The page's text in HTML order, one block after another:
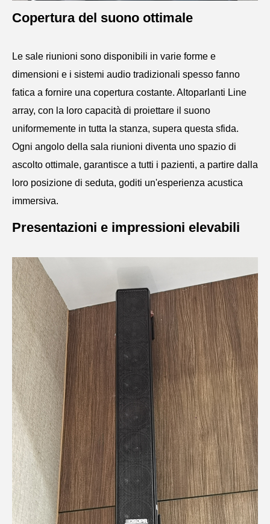
Copertura del suono ottimale
Le sale riunioni sono disponibili in varie forme e
dimensioni e i sistemi audio tradizionali spesso fanno
fatica a fornire una copertura costante. Altoparlanti Line
array, con la loro capacità di proiettare il suono
uniformemente in tutta la stanza, supera questa sfida.
Ogni angolo della sala riunioni diventa uno spazio di
ascolto ottimale, garantisce a tutti i pazienti, a partire dalla
loro posizione di seduta, goditi un'esperienza acustica
immersiva.
Presentazioni e impressioni elevabili